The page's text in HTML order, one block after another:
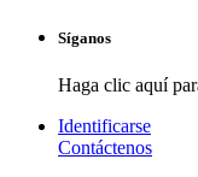
Síganos
Haga clic aquí
Identificarse
Contáctenos